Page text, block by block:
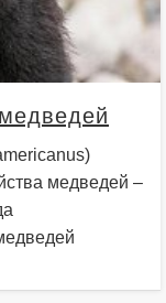
медведей –